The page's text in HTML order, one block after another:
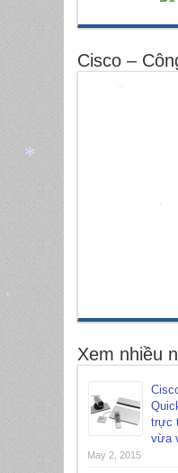
Cisco –
Xem nhiều
trực
vừa
May 2, 2015
*